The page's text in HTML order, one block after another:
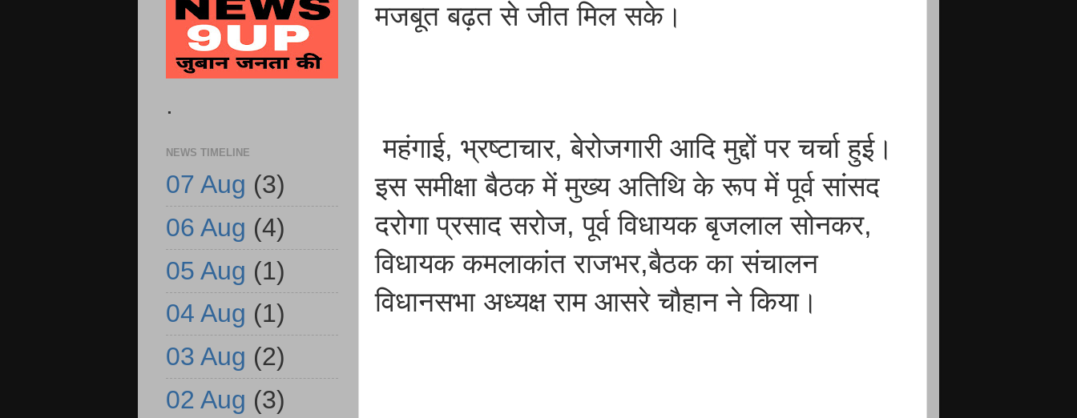
मजबूत बढ़त से जीत मिल सके।
महंगाई, भ्रष्टाचार, बेरोजगारी आदि मुद्दों पर चर्चा हुई।
इस समीक्षा बैठक में मुख्य अतिथि के रूप में पूर्व सांसद
दरोगा प्रसाद सरोज, पूर्व विधायक बृजलाल सोनकर,
विधायक कमलाकांत राजभर,बैठक का संचालन
विधानसभा अध्यक्ष राम आसरे चौहान ने किया।
.
NEWS TIMELINE
07 Aug (3)
06 Aug (4)
05 Aug (1)
04 Aug (1)
03 Aug (2)
02 Aug (3)